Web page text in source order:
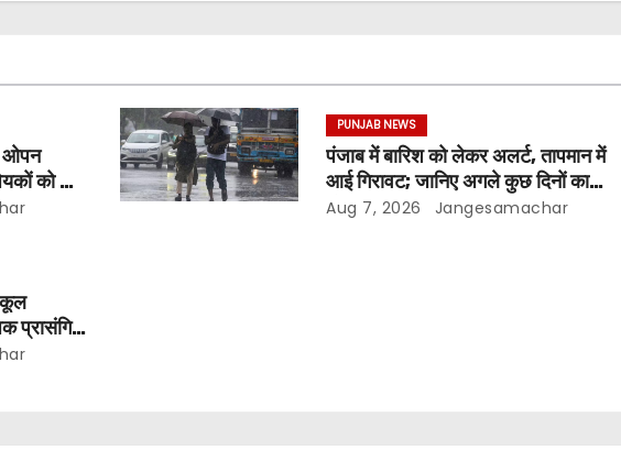
ओपन
को दी
PUNJAB NEWS
पंजाब में बारिश को लेकर अलर्ट, तापमान में
आई गिरावट; जानिए अगले कुछ दिनों का
मौसम
Aug 7, 2026 Jangesamachar
प्रासंगिक